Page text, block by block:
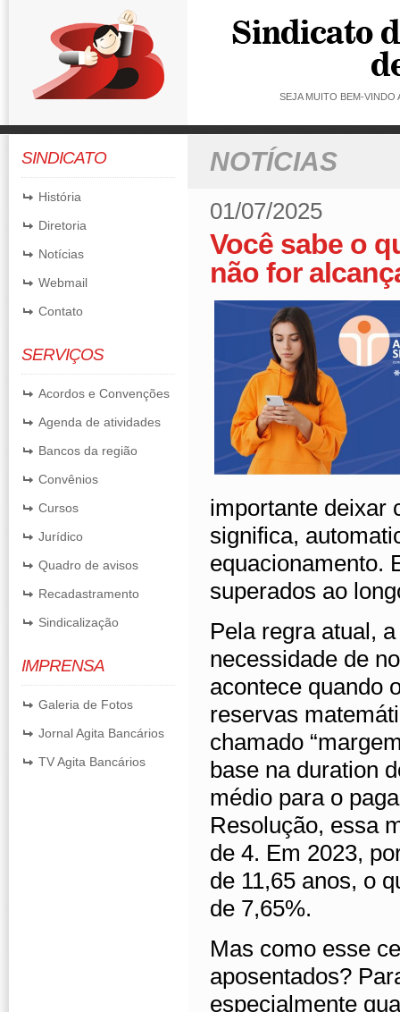
SEJA MUITO BEM-
SINDICATO
História
Diretoria
Notícias
Webmail
Contato
SERVIÇOS
Acordos e Convenções
Agenda de atividades
Bancos da região
Convênios
Cursos
Jurídico
Quadro de avisos
Recadastramento
Sindicalização
IMPRENSA
Galeria de Fotos
Jornal Agita Bancários
TV Agita Bancários
NOTÍCIAS
01/07/2025
Você sabe o
não for
importante deixar
significa,
equacionamento.
superados ao
Pela regra atual,
necessidade de
acontece quando
reservas
chamado
base na duration
médio para o
Resolução, essa
de 4. Em 2023,
de 11,65 anos, o
de 7,65%.
Mas como esse
aposentados?
especialmente